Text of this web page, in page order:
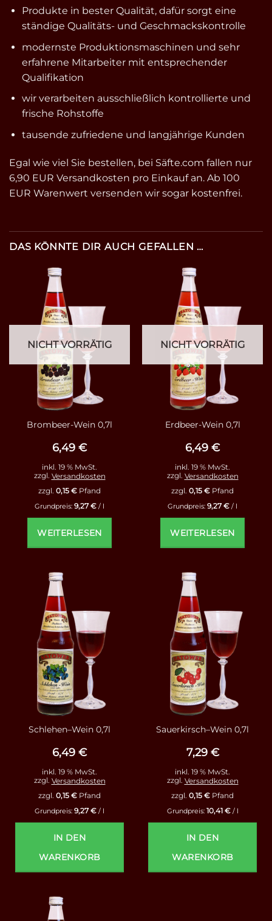
Produkte in bester Qualität, dafür sorgt eine
ständige Qualitäts- und Geschmackskontrolle
modernste Produktionsmaschinen und sehr
erfahrene Mitarbeiter mit entsprechender
Qualifikation
wir verarbeiten ausschließlich kontrollierte und
frische Rohstoffe
tausende zufriedene und langjährige Kunden
Egal wie viel Sie bestellen, bei Säfte.com fallen nur
6,90 EUR Versandkosten pro Einkauf an. Ab 100
EUR Warenwert versenden wir sogar kostenfrei.
DAS KÖNNTE DIR AUCH GEFALLEN …
NICHT VORRÄTIG
Brombeer-Wein 0,7l
6,49 €
inkl. 19 % MwSt.
zzgl. Versandkosten
zzgl. 0,15 € Pfand
Grundpreis: 9,27 € / l
WEITERLESEN
NICHT VORRÄTIG
Erdbeer-Wein 0,7l
6,49 €
inkl. 19 % MwSt.
zzgl. Versandkosten
zzgl. 0,15 € Pfand
Grundpreis: 9,27 € / l
WEITERLESEN
Schlehen–Wein 0,7l
6,49 €
inkl. 19 % MwSt.
zzgl. Versandkosten
zzgl. 0,15 € Pfand
Grundpreis: 9,27 € / l
IN DEN
WARENKORB
Sauerkirsch–Wein 0,7l
7,29 €
inkl. 19 % MwSt.
zzgl. Versandkosten
zzgl. 0,15 € Pfand
Grundpreis: 10,41 €/ l
IN DEN
WARENKORB